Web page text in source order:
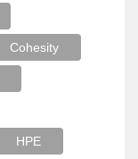
Cohesity
HPE